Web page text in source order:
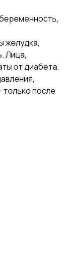
желудка,
Лица,
от диабета,
только после